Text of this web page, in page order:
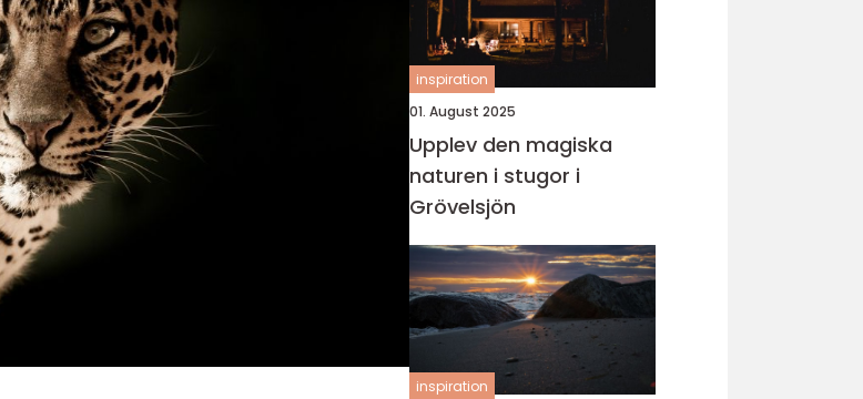
inspiration
01. August 2025
Upplev den magiska
naturen i stugor i
Grövelsjön
inspiration